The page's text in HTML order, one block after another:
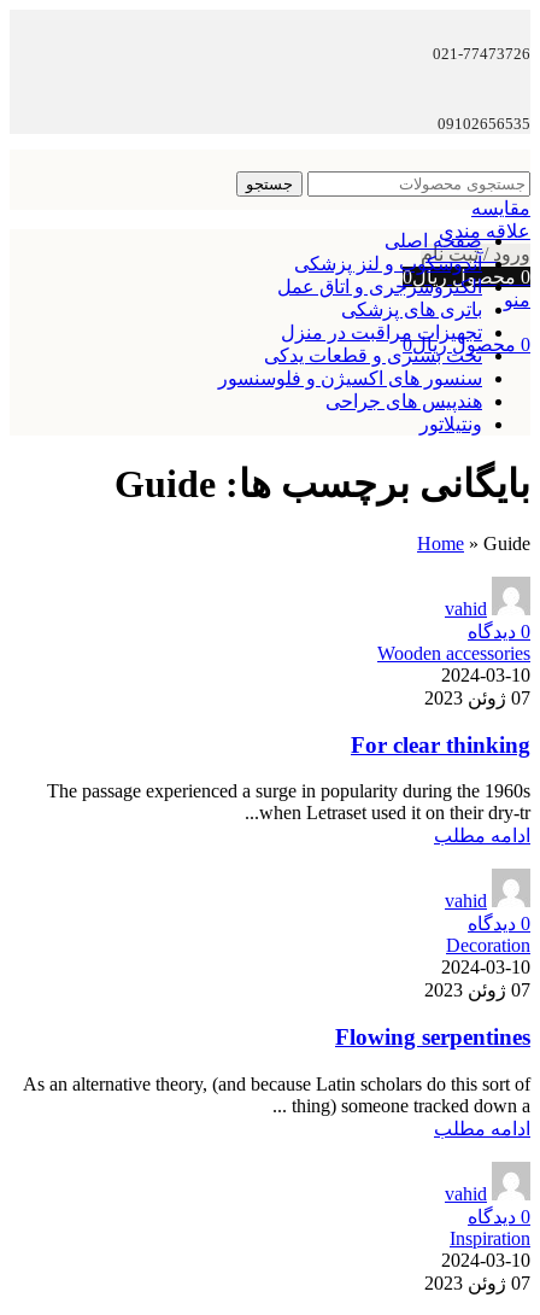
021-77473726
09102656535
جستجو
مقایسه
علاقه مندی
ورود / ثبت نام
0 محصول ریال0
منو
0 محصول ریال0
صفحه اصلی
آندوسکوپ و لنز پزشکی
الکتروسرجری و اتاق عمل
باتری های پزشکی
تجهیزات مراقبت در منزل
تخت بستری و قطعات یدکی
سنسور های اکسیژن و فلوسنسور
هندپیس های جراحی
ونتیلاتور
بایگانی برچسب ها: Guide
Home » Guide
vahid
0 دیدگاه
Wooden accessories
2024-03-10
07 ژوئن 2023
For clear thinking
The passage experienced a surge in popularity during the 1960s
when Letraset used it on their dry-tr...
ادامه مطلب
vahid
0 دیدگاه
Decoration
2024-03-10
07 ژوئن 2023
Flowing serpentines
As an alternative theory, (and because Latin scholars do this sort of
thing) someone tracked down a ...
ادامه مطلب
vahid
0 دیدگاه
Inspiration
2024-03-10
07 ژوئن 2023